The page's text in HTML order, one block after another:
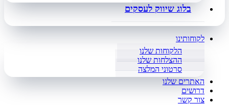
בלוג שיווק לעסקים
לקוחותינו
הלקוחות שלנו
ההצלחות שלנו
סרטוני המלצה
האתרים שלנו
דרושים
צור קשר